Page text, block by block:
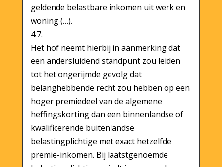
geldende belastbare inkomen uit werk en
woning (…).
4.7.
Het hof neemt hierbij in aanmerking dat
een andersluidend standpunt zou leiden
tot het ongerijmde gevolg dat
belanghebbende recht zou hebben op een
hoger premiedeel van de algemene
heffingskorting dan een binnenlandse of
kwalificerende buitenlandse
belastingplichtige met exact hetzelfde
premie-inkomen. Bij laatstgenoemde